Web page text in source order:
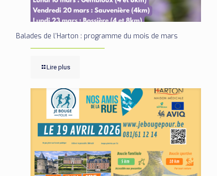
Balades de l’Harton : programme du mois de mars
Lire plus